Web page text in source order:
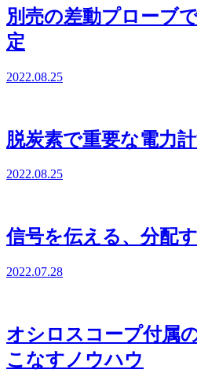
別売の差動プローブ
定
2022.08.25
脱炭素で重要な電力
2022.08.25
信号を伝える、分配
2022.07.28
オシロスコープ付属
こなすノウハウ